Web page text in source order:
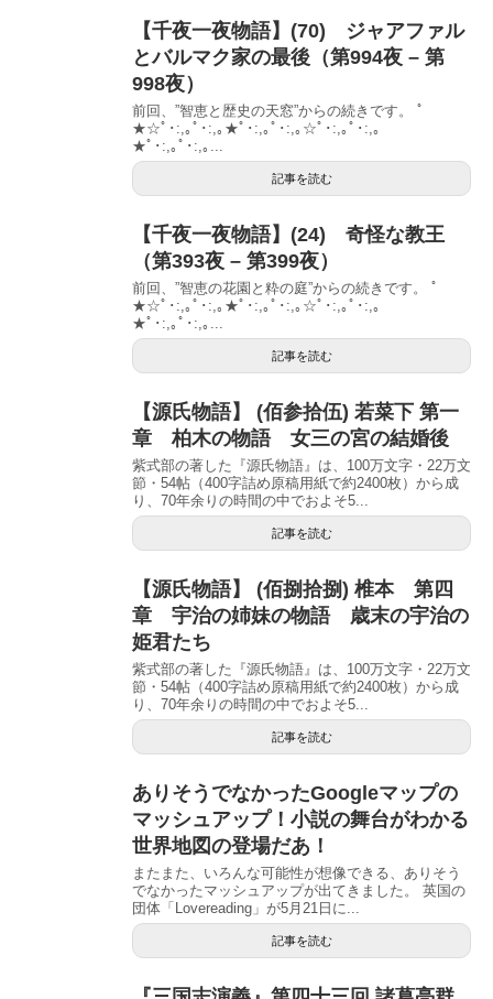
【千夜一夜物語】(70) ジャアファル
とバルマク家の最後（第994夜 – 第
998夜）
前回、”智恵と歴史の天窓”からの続きです。 ﾟ
★☆ﾟ･:,｡ﾟ･:,｡★ﾟ･:,｡ﾟ･:,｡☆ﾟ･:,｡ﾟ･:,｡
★ﾟ･:,｡ﾟ･:,｡...
記事を読む
【千夜一夜物語】(24) 奇怪な教王
（第393夜 – 第399夜）
前回、”智恵の花園と粋の庭”からの続きです。 ﾟ
★☆ﾟ･:,｡ﾟ･:,｡★ﾟ･:,｡ﾟ･:,｡☆ﾟ･:,｡ﾟ･:,｡
★ﾟ･:,｡ﾟ･:,｡...
記事を読む
【源氏物語】 (佰参拾伍) 若菜下 第一
章 柏木の物語 女三の宮の結婚後
紫式部の著した『源氏物語』は、100万文字・22万文
節・54帖（400字詰め原稿用紙で約2400枚）から成
り、70年余りの時間の中でおよそ5...
記事を読む
【源氏物語】 (佰捌拾捌) 椎本 第四
章 宇治の姉妹の物語 歳末の宇治の
姫君たち
紫式部の著した『源氏物語』は、100万文字・22万文
節・54帖（400字詰め原稿用紙で約2400枚）から成
り、70年余りの時間の中でおよそ5...
記事を読む
ありそうでなかったGoogleマップの
マッシュアップ！小説の舞台がわかる
世界地図の登場だあ！
またまた、いろんな可能性が想像できる、ありそう
でなかったマッシュアップが出てきました。 英国の
団体「Lovereading」が5月21日に...
記事を読む